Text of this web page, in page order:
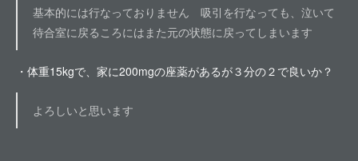
基本的には行なっておりません 吸引を行なっても、泣いて
待合室に戻るころにはまた元の状態に戻ってしまいます
・体重15kgで、家に200mgの座薬があるが３分の２で良いか？
よろしいと思います